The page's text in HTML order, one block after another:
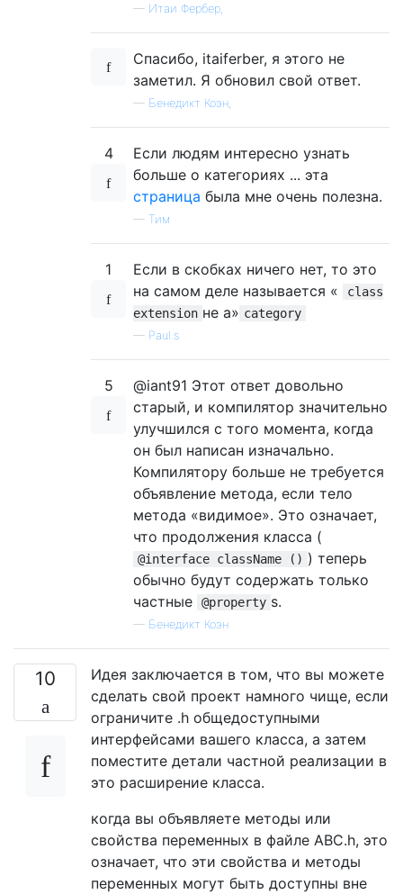
— Итаи Фербер,
Спасибо, itaiferber, я этого не
заметил. Я обновил свой ответ.
— Бенедикт Коэн,
4
Если людям интересно узнать
больше о категориях ... эта
страница была мне очень полезна.
— Тим
1
Если в скобках ничего нет, то это
на самом деле называется «
class
extension не а» category
— Paul.s
5
@iant91 Этот ответ довольно
старый, и компилятор значительно
улучшился с того момента, когда
он был написан изначально.
Компилятору больше не требуется
объявление метода, если тело
метода «видимое». Это означает,
что продолжения класса (
@interface className () ) теперь
обычно будут содержать только
частные
@property s.
— Бенедикт Коэн
10
Идея заключается в том, что вы можете
сделать свой проект намного чище, если
ограничите .h общедоступными
интерфейсами вашего класса, а затем
поместите детали частной реализации в
это расширение класса.
когда вы объявляете методы или
свойства переменных в файле ABC.h, это
означает, что эти свойства и методы
переменных могут быть доступны вне